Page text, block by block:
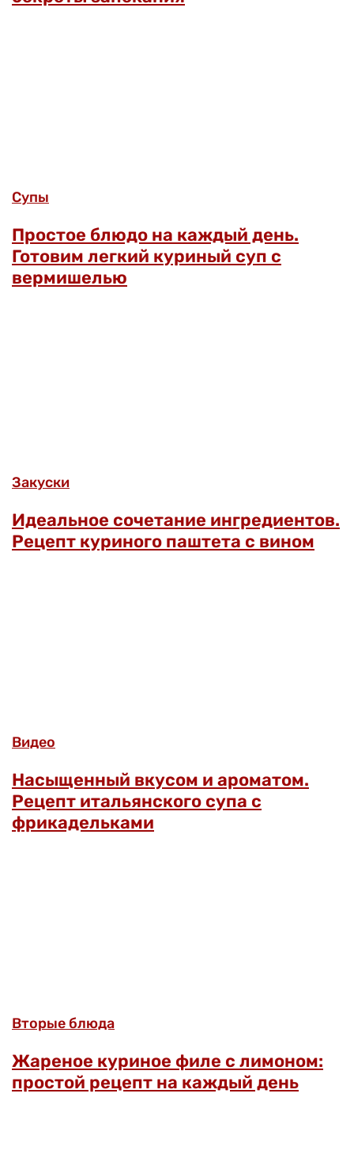
Супы
Простое блюдо на каждый день.
Готовим легкий куриный суп с
вермишелью
Закуски
Идеальное сочетание ингредиентов.
Рецепт куриного паштета с вином
Видео
Насыщенный вкусом и ароматом.
Рецепт итальянского супа с
фрикадельками
Вторые блюда
Жареное куриное филе с лимоном:
простой рецепт на каждый день